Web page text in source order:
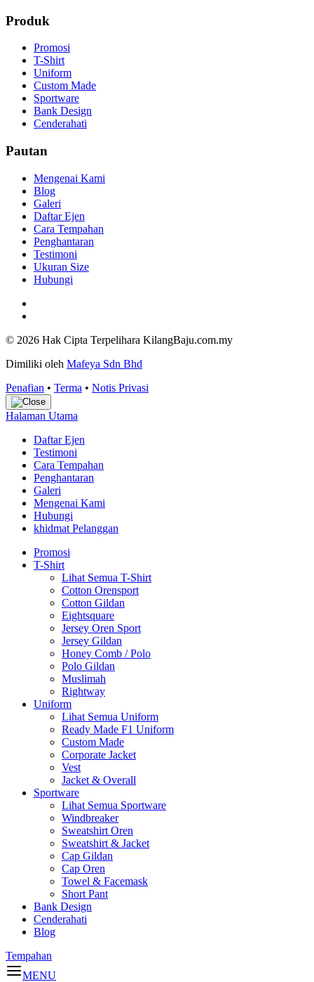
Produk
Promosi
T-Shirt
Uniform
Custom Made
Sportware
Bank Design
Cenderahati
Pautan
Mengenai Kami
Blog
Galeri
Daftar Ejen
Cara Tempahan
Penghantaran
Testimoni
Ukuran Size
Hubungi
© 2026 Hak Cipta Terpelihara KilangBaju.com.my
Dimiliki oleh Mafeya Sdn Bhd
Penafian • Terma • Notis Privasi
Halaman Utama
Daftar Ejen
Testimoni
Cara Tempahan
Penghantaran
Galeri
Mengenai Kami
Hubungi
khidmat Pelanggan
Promosi
T-Shirt
Lihat Semua T-Shirt
Cotton Orensport
Cotton Gildan
Eightsquare
Jersey Oren Sport
Jersey Gildan
Honey Comb / Polo
Polo Gildan
Muslimah
Rightway
Uniform
Lihat Semua Uniform
Ready Made F1 Uniform
Custom Made
Corporate Jacket
Vest
Jacket & Overall
Sportware
Lihat Semua Sportware
Windbreaker
Sweatshirt Oren
Sweatshirt & Jacket
Cap Gildan
Cap Oren
Towel & Facemask
Short Pant
Bank Design
Cenderahati
Blog
Tempahan
MENU